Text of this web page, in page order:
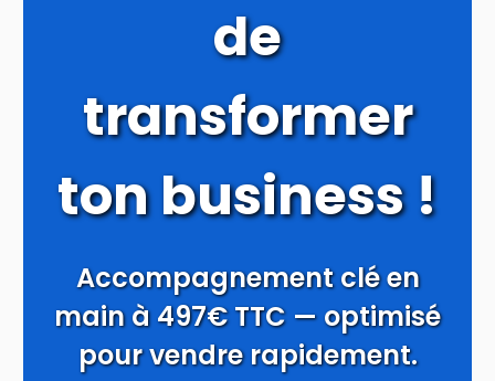
de
transformer
ton business !
Accompagnement clé en
main à 497€ TTC — optimisé
pour vendre rapidement.